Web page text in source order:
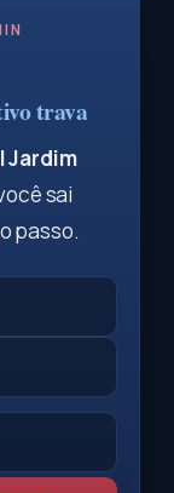
trava
Jardim
sai
passo.